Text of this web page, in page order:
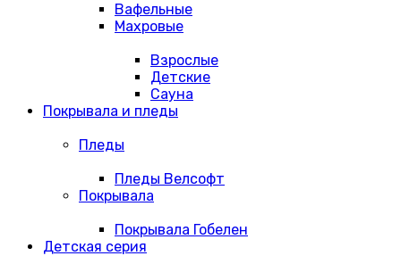
Вафельные
Махровые
Взрослые
Детские
Сауна
Покрывала и пледы
Пледы
Пледы Велсофт
Покрывала
Покрывала Гобелен
Детская серия